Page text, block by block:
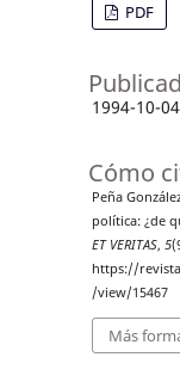
PDF
1994-10-04
Cómo
Peña
política: ¿de
ET VERITAS, 5
https://
/view/15467
Más